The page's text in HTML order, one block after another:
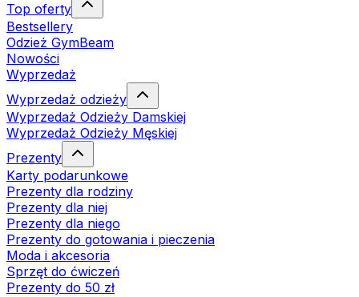
Top oferty
Bestsellery
Odzież GymBeam
Nowości
Wyprzedaż
Wyprzedaż odzieży
Wyprzedaż Odzieży Damskiej
Wyprzedaż Odzieży Męskiej
Prezenty
Karty podarunkowe
Prezenty dla rodziny
Prezenty dla niej
Prezenty dla niego
Prezenty do gotowania i pieczenia
Moda i akcesoria
Sprzęt do ćwiczeń
Prezenty do 50 zł